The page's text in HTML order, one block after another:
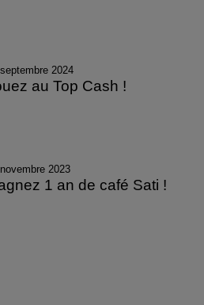
2024
au Top Cash !
2023
1 an de café Sati !